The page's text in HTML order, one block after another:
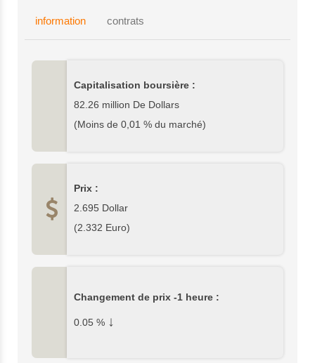
information contrats
Capitalisation boursière :
82.26 million De Dollars
(Moins de 0,01 % du marché)
Prix :
2.695 Dollar
(2.332 Euro)
Changement de prix -1 heure :
0.05 % ↓